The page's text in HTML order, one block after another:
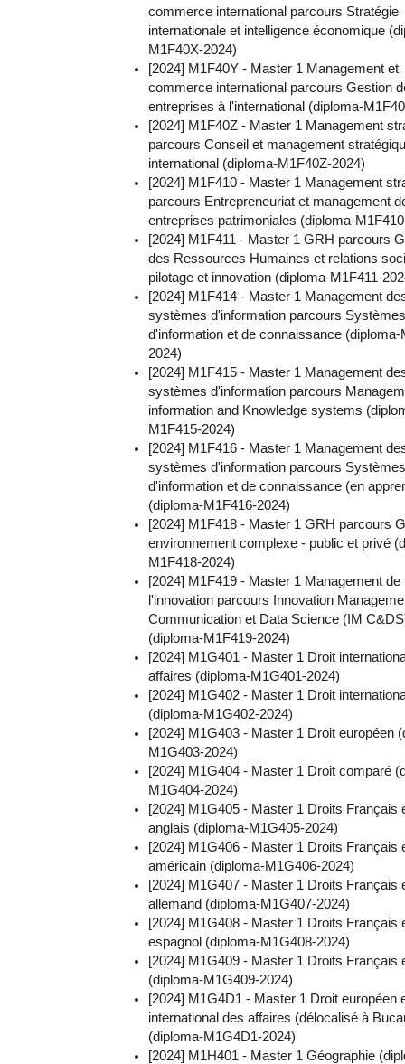
commerce international parcours Stratégie
internationale et intelligence économique
M1F40X-2024)
[2024] M1F40Y - Master 1 Management et
commerce international parcours Gestion
entreprises à l'international (diploma-
[2024] M1F40Z - Master 1 Management
parcours Conseil et management
international (diploma-M1F40Z-2024)
[2024] M1F410 - Master 1 Management
parcours Entrepreneuriat et management
entreprises patrimoniales (diploma-
[2024] M1F411 - Master 1 GRH parcours
des Ressources Humaines et relations
pilotage et innovation (diploma-M1F411-
[2024] M1F414 - Master 1 Management
systèmes d'information parcours Systèmes
d'information et de connaissance (diploma-
2024)
[2024] M1F415 - Master 1 Management
systèmes d'information parcours
information and Knowledge systems
M1F415-2024)
[2024] M1F416 - Master 1 Management
systèmes d'information parcours Systèmes
d'information et de connaissance (en
(diploma-M1F416-2024)
[2024] M1F418 - Master 1 GRH parcours
environnement complexe - public et privé
M1F418-2024)
[2024] M1F419 - Master 1 Management de
l'innovation parcours Innovation
Communication et Data Science (IM
(diploma-M1F419-2024)
[2024] M1G401 - Master 1 Droit
affaires (diploma-M1G401-2024)
[2024] M1G402 - Master 1 Droit
(diploma-M1G402-2024)
[2024] M1G403 - Master 1 Droit européen
M1G403-2024)
[2024] M1G404 - Master 1 Droit comparé
M1G404-2024)
[2024] M1G405 - Master 1 Droits Français
anglais (diploma-M1G405-2024)
[2024] M1G406 - Master 1 Droits Français
américain (diploma-M1G406-2024)
[2024] M1G407 - Master 1 Droits Français
allemand (diploma-M1G407-2024)
[2024] M1G408 - Master 1 Droits Français
espagnol (diploma-M1G408-2024)
[2024] M1G409 - Master 1 Droits Français
(diploma-M1G409-2024)
[2024] M1G4D1 - Master 1 Droit européen
international des affaires (délocalisé à
(diploma-M1G4D1-2024)
[2024] M1H401 - Master 1 Géographie